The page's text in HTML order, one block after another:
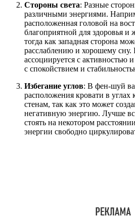
Стороны света: Разные
различными энергиями.
расположенная головой на
благоприятной для здоровья и
тогда как западная сторона
расслаблению и хорошему
ассоциируется с активностью
с спокойствием и
Избегание углов: В фен-шуй
расположения кровати в углах
стенам, так как это может
негативную энергию. Лучше
стоять на некотором
энергии свободно